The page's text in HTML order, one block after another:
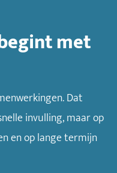
met
Dat
invulling, maar op
en op lange termijn